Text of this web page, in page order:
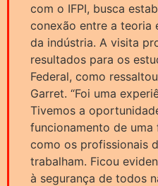
com o IFPI, busca
conexão entre a teoria
da indústria. A visita
resultados para os
Federal, como
Garret. “Foi uma
Tivemos a
funcionamento de
como os profissionais
trabalham. Ficou
à segurança de todos